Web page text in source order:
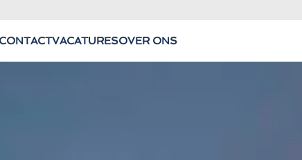
CONTACTVACATURESOVER ONS